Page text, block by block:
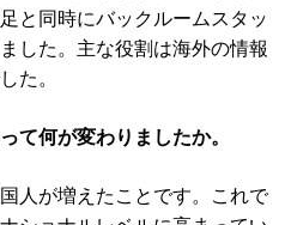
と同時にバックルームスタッ
した。主な役割は海外の情報
た。
何が変わりましたか。
人が増えたことです。これで